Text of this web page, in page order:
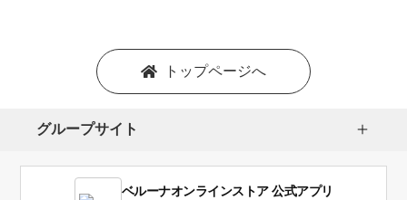
トップページへ
グループサイト
ベルーナオンラインストア 公式アプリ